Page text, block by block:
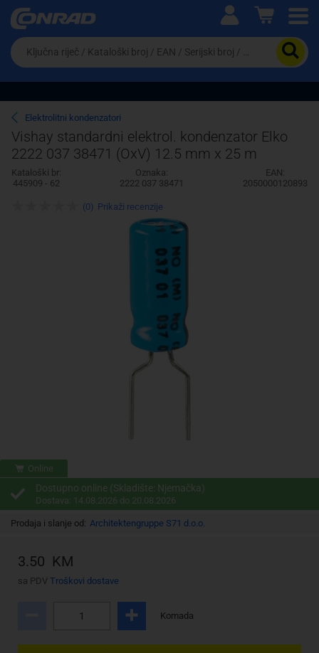
Ova postavka prilagođava asortiman proizvoda i
cijene vašim potrebama.
Pravno lice
Da
biste
potražili
proizvod,
unesite
ključnu
riječ,
kataloški
broj,
EAN
ili
Elektrolitni kondenzatori
Vishay standardni elektrol. kondenzator Elko
2222 037 38471 (OxV) 12.5 mm x 25 m
Kataloški br:
445909 - 62
Oznaka:
2222 037 38471
EAN:
2050000120893
Online
Dostupno online (Skladište: Njemačka)
Dostava: 14.08.2026 do 20.08.2026
Prodaja i slanje od: Architektengruppe S71 d.o.o.
3.50 KM
sa PDV Troškovi dostave
Komada
(0) Prikaži recenzije